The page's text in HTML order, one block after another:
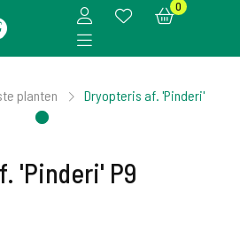
0
planten
Dryopteris af. 'Pinderi'
'Pinderi' P9